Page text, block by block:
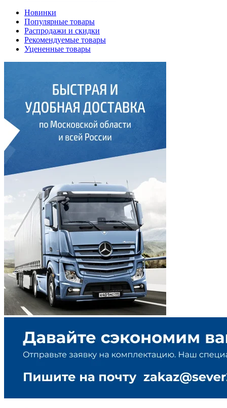
Новинки
Популярные товары
Распродажи и скидки
Рекомендуемые товары
Уцененные товары